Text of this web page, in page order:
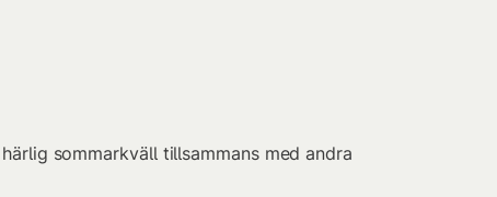
sommarkväll tillsammans med andra